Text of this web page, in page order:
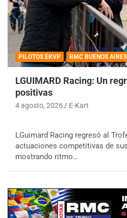
PILOTOS EKVP RMC BUENOS AIRES
LGUIMARD Racing: Un
positivas
4 agosto, 2026 E-Kart
LGuimard Racing regresó al
actuaciones competitivas de
mostrando ritmo…